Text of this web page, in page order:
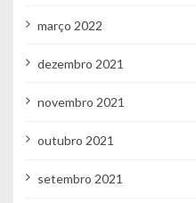
março 2022
dezembro 2021
novembro 2021
outubro 2021
setembro 2021